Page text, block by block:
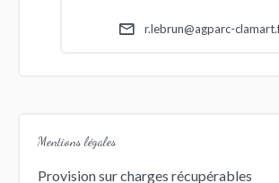
r.lebrun@agparc-
Mentions légales
Provision sur charges récupérables